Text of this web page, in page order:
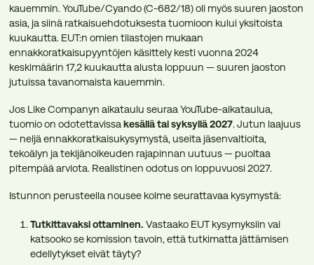
kauemmin. YouTube/Cyando (C-682/18) oli myös suuren jaoston
asia, ja siinä ratkaisuehdotuksesta tuomioon kului yksitoista
kuukautta. EUT:n omien tilastojen mukaan
ennakkoratkaisupyyntöjen käsittely kesti vuonna 2024
keskimäärin 17,2 kuukautta alusta loppuun — suuren jaoston
jutuissa tavanomaista kauemmin.
Jos Like Companyn aikataulu seuraa YouTube-aikataulua,
tuomio on odotettavissa kesällä tai syksyllä 2027. Jutun laajuus
— neljä ennakkoratkaisukysymystä, useita jäsenvaltioita,
tekoälyn ja tekijänoikeuden rajapinnan uutuus — puoltaa
pitempää arviota. Realistinen odotus on loppuvuosi 2027.
Istunnon perusteella nousee kolme seurattavaa kysymystä:
Tutkittavaksi ottaminen. Vastaako EUT kysymyksiin vai
katsooko se komission tavoin, että tutkimatta jättämisen
edellytykset eivät täyty?